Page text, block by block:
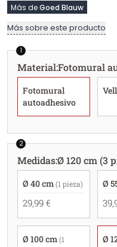
Más deGoed Blauw
Más sobre este producto
1
Material:Fotomural
Fotomural
autoadhesivo
2
Medidas:Ø 120 cm (3
Ø 40 cm (1 pieza)
29,99 €
Ø
Ø 100 cm (1
Ø